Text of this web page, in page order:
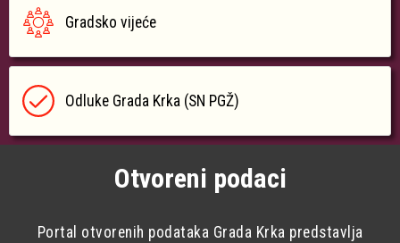
Gradsko vijeće
Odluke Grada Krka (SN PGŽ)
Otvoreni podaci
Portal otvorenih podataka Grada Krka predstavlja